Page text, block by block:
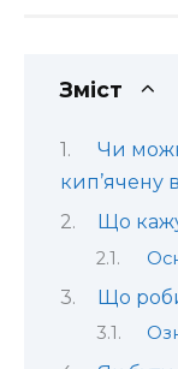
Зміст
Чи
кип’ячену
Що
Що